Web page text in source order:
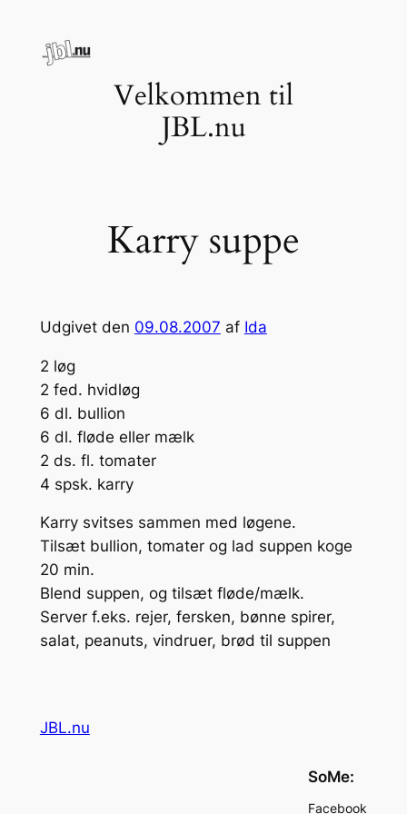
indhold
Velkommen til
JBL.nu
Karry suppe
Udgivet den 09.08.2007 af Ida
2 løg
2 fed. hvidløg
6 dl. bullion
6 dl. fløde eller mælk
2 ds. fl. tomater
4 spsk. karry
Karry svitses sammen med løgene.
Tilsæt bullion, tomater og lad suppen koge
20 min.
Blend suppen, og tilsæt fløde/mælk.
Server f.eks. rejer, fersken, bønne spirer,
salat, peanuts, vindruer, brød til suppen
JBL.nu
SoMe:
Facebook